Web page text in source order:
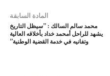
المادة السابقة
محمد سالم السالك : ”سيظل التاريخ
يشهد للراحل أمحمد خداد بأخلاقه العالية
وتفانيه في خدمة القضية الوطنية”